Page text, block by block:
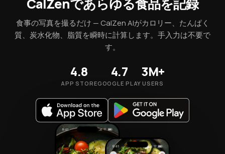
CalZenであらゆる食品を記録
食事の写真を撮るだけ — CalZen AIがカロリー、たんぱく
質、炭水化物、脂質を瞬時に計算します。手入力は不要で
す。
4.8
APP STORE
4.7
GOOGLE PLAY
3M+
USERS